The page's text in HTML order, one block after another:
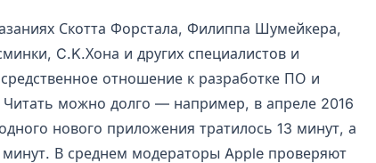
Скотта Форстала, Филиппа Шумейкера,
C.K.Хона и других специалистов и
отношение к разработке ПО и
можно долго — например, в апреле 2016
нового приложения тратилось 13 минут, а
В среднем модераторы Apple проверяют